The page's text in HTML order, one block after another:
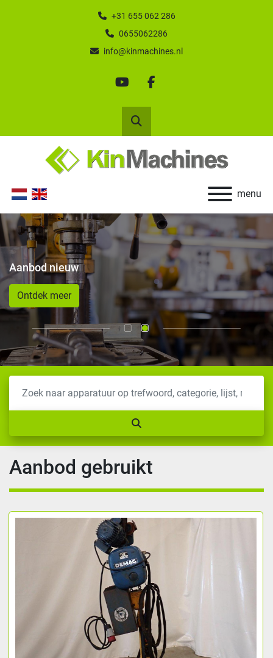
+31 655 062 286
0655062286
info@kinmachines.nl
youtubefacebook
Zoek
menu
Aanbod nieuw
Ontdek meer
Aanbod gebruikt